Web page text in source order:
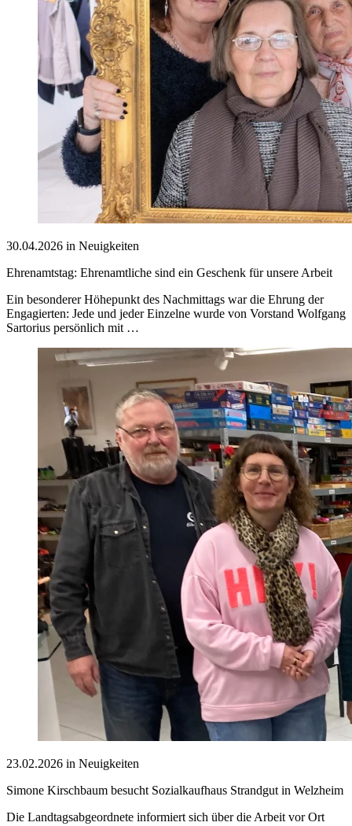
30.04.2026 in Neuigkeiten
Ehrenamtstag: Ehrenamtliche sind ein Geschenk für unsere Arbeit
Ein besonderer Höhepunkt des Nachmittags war die Ehrung der
Engagierten: Jede und jeder Einzelne wurde von Vorstand Wolfgang
Sartorius persönlich mit …
23.02.2026 in Neuigkeiten
Simone Kirschbaum besucht Sozialkaufhaus Strandgut in Welzheim
Die Landtagsabgeordnete informiert sich über die Arbeit vor Ort